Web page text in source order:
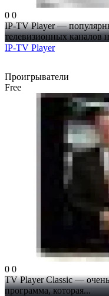
0 0
IP-TV Player —
телевизионных каналов
IP-TV Player
Проигрыватели
Free
0 0
TV Player Classic —
программа, которая...